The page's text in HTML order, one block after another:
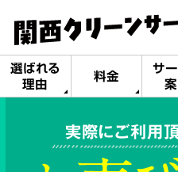
選ばれる
理由
料金
サ
実際にご利用